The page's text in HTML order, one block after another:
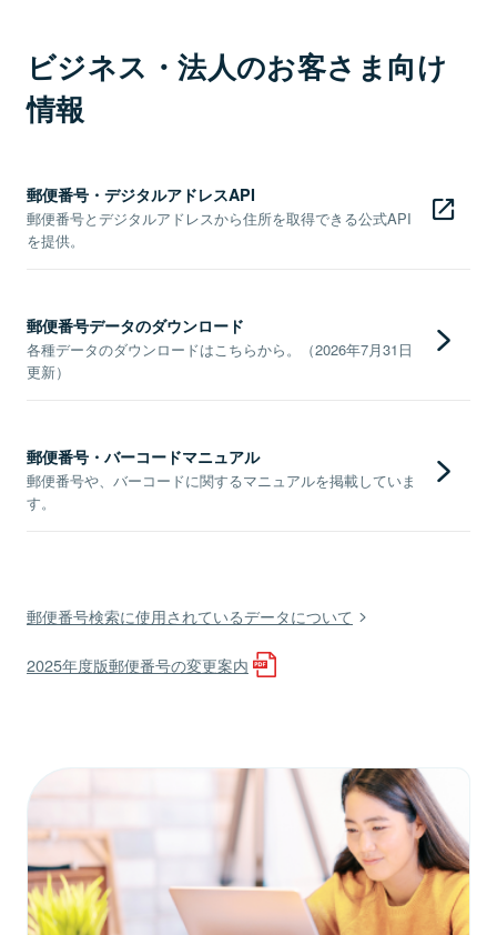
ビジネス・法人のお客さま向け
情報
郵便番号・デジタルアドレスAPI
郵便番号とデジタルアドレスから住所を取得できる公式API
を提供。
郵便番号データのダウンロード
各種データのダウンロードはこちらから。（2026年7月31日
更新）
郵便番号・バーコードマニュアル
郵便番号や、バーコードに関するマニュアルを掲載していま
す。
郵便番号検索に使用されているデータについて
2025年度版郵便番号の変更案内